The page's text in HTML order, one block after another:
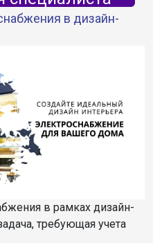
в дизайн-
в рамках дизайн-
требующая учета